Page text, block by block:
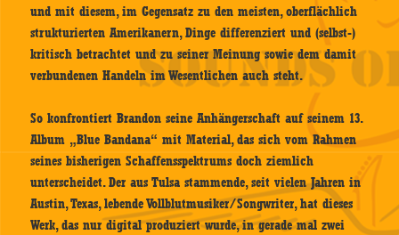
und mit diesem, im Gegensatz zu den meisten, oberflächlich
strukturierten Amerikanern, Dinge differenziert und (selbst-)
kritisch betrachtet und zu seiner Meinung sowie dem damit
verbundenen Handeln im Wesentlichen auch steht.
So konfrontiert Brandon seine Anhängerschaft auf seinem 13.
Album „Blue Bandana“ mit Material, das sich vom Rahmen
seines bisherigen Schaffensspektrums doch ziemlich
unterscheidet. Der aus Tulsa stammende, seit vielen Jahren in
Austin, Texas, lebende Vollblutmusiker/Songwriter, hat dieses
Werk, das nur digital produziert wurde, in gerade mal zwei